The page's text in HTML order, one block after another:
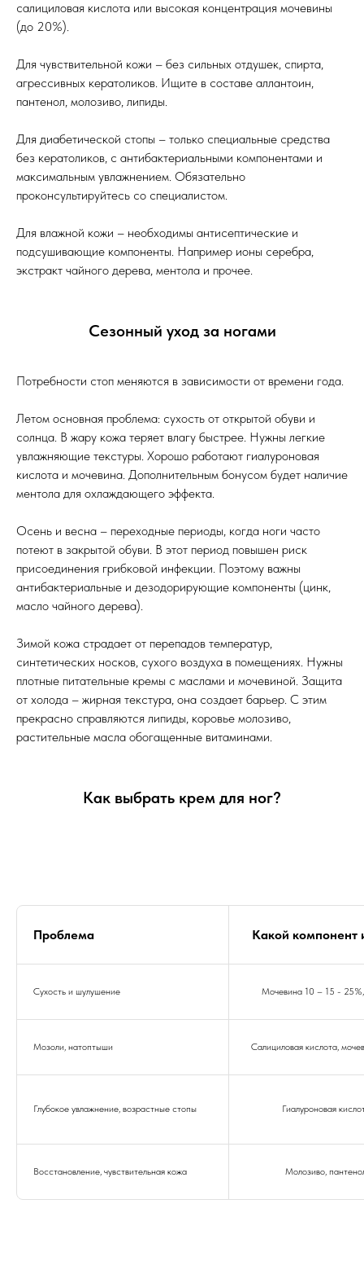
салициловая кислота или высокая концентрация мочевины
(до 20%).
Для чувствительной кожи – без сильных отдушек, спирта,
агрессивных кератоликов. Ищите в составе аллантоин,
пантенол, молозиво, липиды.
Для диабетической стопы – только специальные средства
без кератоликов, с антибактериальными компонентами и
максимальным увлажнением. Обязательно
проконсультируйтесь со специалистом.
Для влажной кожи – необходимы антисептические и
подсушивающие компоненты. Например ионы серебра,
экстракт чайного дерева, ментола и прочее.
Сезонный уход за ногами
Потребности стоп меняются в зависимости от времени года.
Летом основная проблема: сухость от открытой обуви и
солнца. В жару кожа теряет влагу быстрее. Нужны легкие
увлажняющие текстуры. Хорошо работают гиалуроновая
кислота и мочевина. Дополнительным бонусом будет наличие
ментола для охлаждающего эффекта.
Осень и весна – переходные периоды, когда ноги часто
потеют в закрытой обуви. В этот период повышен риск
присоединения грибковой инфекции. Поэтому важны
антибактериальные и дезодорирующие компоненты (цинк,
масло чайного дерева).
Зимой кожа страдает от перепадов температур,
синтетических носков, сухого воздуха в помещениях. Нужны
плотные питательные кремы с маслами и мочевиной. Защита
от холода – жирная текстура, она создает барьер. С этим
прекрасно справляются липиды, коровье молозиво,
растительные масла обогащенные витаминами.
Как выбрать крем для ног?
Проблема Какой компонент
Сухость и шулушение Мочевина 10 – 15 -
Мозоли, натоптыши Салициловая кислота,
Глубокое увлажнение, возрастные стопы Гиалуроновая
Восстановление, чувствительная кожа Молозиво,